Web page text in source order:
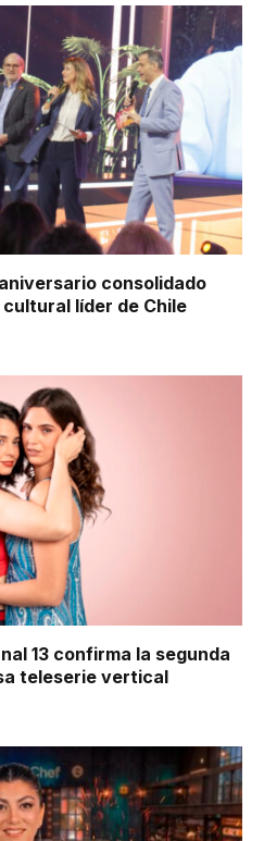
consolidado
líder de Chile
13 confirma la segunda
teleserie vertical